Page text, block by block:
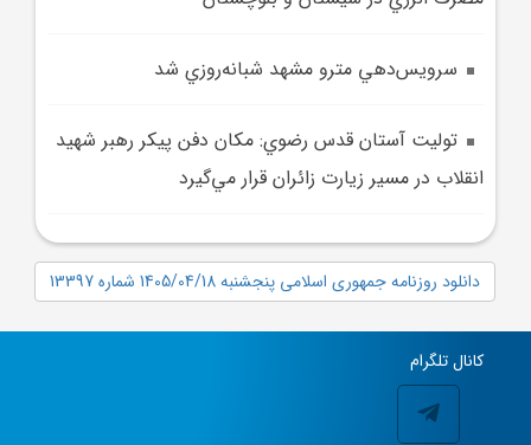
سرويس‌دهي مترو مشهد شبانه‌روزي شد
توليت آستان قدس رضوي: مکان دفن پيکر رهبر شهيد
انقلاب در مسير زيارت زائران قرار مي‌گيرد
دانلود روزنامه جمهوری اسلامی پنجشنبه 1405/04/18 شماره 13397
کانال تلگرام